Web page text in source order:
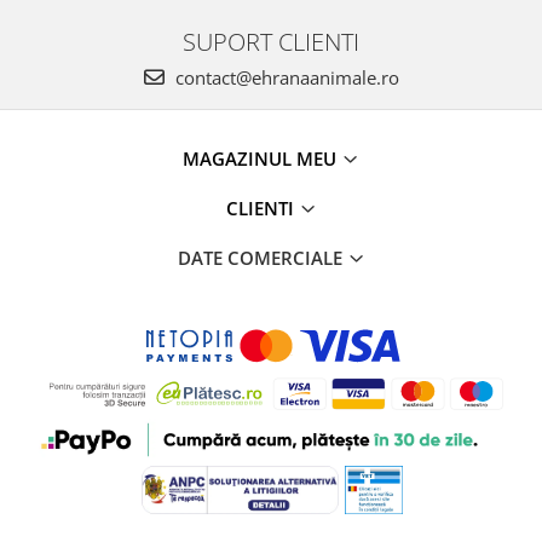
SUPORT CLIENTI
contact@ehranaanimale.ro
MAGAZINUL MEU
CLIENTI
DATE COMERCIALE